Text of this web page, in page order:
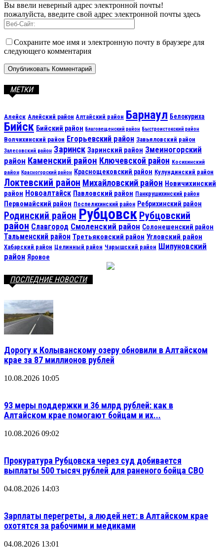
Вы ввели неверный адрес электронной почты!
пожалуйста, введите свой адрес электронной почты здесь
Сохраните мое имя и электронную почту в браузере для
следующего комментария
МЕТКИ
Алейск Алейский район Алтайский район Барнаул Белокуриха
Бийск Бийский район Благовещенский район Быстроистокский район
Волчихинский район Егорьевский район Завьяловский район
Залесовский район Заринск Заринский район Змеиногорский
район Каменский район Ключевской район Косихинский
район Красногорский район Краснощековский район Кулундинский район
Локтевский район Михайловский район Новичихинский
район Новоалтайск Павловский район Панкрушихинский район
Первомайский район Поспелихинский район Ребрихинский район
Родинский район Рубцовск Рубцовский
район Славгород Смоленский район Солонешенский район
Тальменский район Третьяковский район Угловский район
Хабарский район Целинный район Чарышский район Шипуновский
район Яровое
ПОСЛЕДНИЕ НОВОСТИ
Дорогу к Колыванскому озеру обновили в Алтайском
крае за 87 миллионов рублей
10.08.2026 10:05
93 меры поддержки и 36 млрд рублей: как в
Алтайском крае помогают бойцам и их...
10.08.2026 09:02
Прокуратура Рубцовска через суд добивается
выплаты 500 тысяч рублей для раненого бойца СВО
04.08.2026 14:03
Зарплаты перегреты, а людей нет: в Алтайском крае
охотятся за рабочими и медиками
04.08.2026 13:01